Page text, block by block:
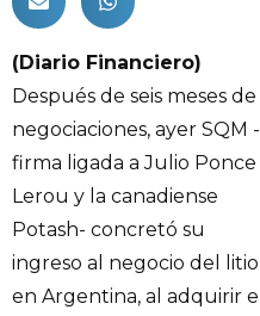
(Diario Financiero)
Después de seis meses de
negociaciones, ayer SQM -
firma ligada a Julio Ponce
Lerou y la canadiense
Potash- concretó su
ingreso al negocio del litio
en Argentina, al adquirir el